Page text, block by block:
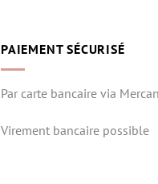
PAIEMENT SÉCURISÉ
Par carte bancaire via
Virement bancaire possible